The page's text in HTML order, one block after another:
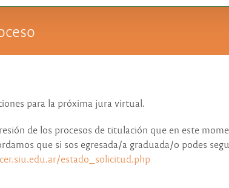
para la próxima jura virtual.
de los procesos de titulación que en este
que si sos egresada/a graduada/o podes
estado_solicitud.php